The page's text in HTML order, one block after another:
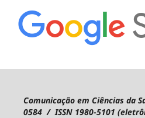
Comunicação em Ciências da
0584 / ISSN 1980-5101